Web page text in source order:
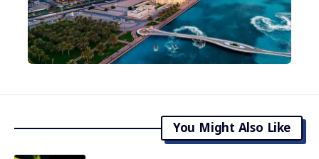
You Might Also Like